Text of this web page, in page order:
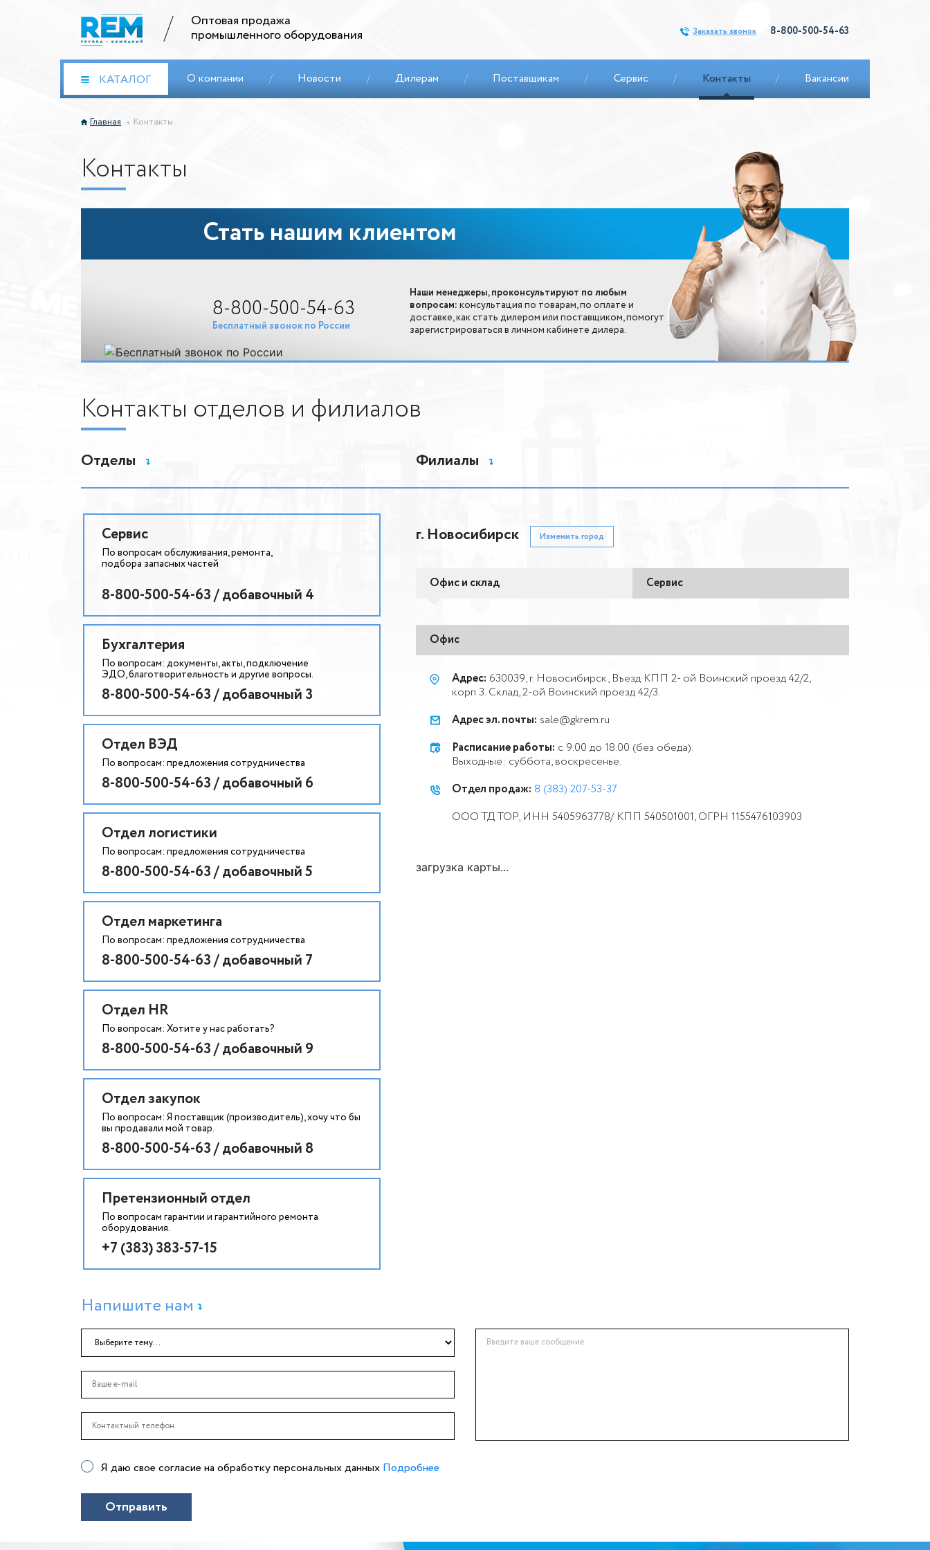
Оптовая продажа
промышленного оборудования
Заказать звонок 8-800-500-54-63
КАТАЛОГ О компании / Новости / Дилерам / Поставщикам / Сервис / Контакты / Вакансии
Главная Контакты
Контакты
Стать нашим клиентом
8-800-500-54-63
Бесплатный звонок по России
Наши менеджеры, проконсультируют по любым
вопросам: консультация по товарам, по оплате и
доставке, как стать дилером или поставщиком, помогут
зарегистрироваться в личном кабинете дилера.
Контакты отделов и филиалов
Отделы
Сервис
По вопросам обслуживания, ремонта,
подбора запасных частей
8-800-500-54-63 / добавочный 4
Бухгалтерия
По вопросам: документы, акты, подключение
ЭДО, благотворительность и другие вопросы.
8-800-500-54-63 / добавочный 3
Отдел ВЭД
По вопросам: предложения сотрудничества
8-800-500-54-63 / добавочный 6
Отдел логистики
По вопросам: предложения сотрудничества
8-800-500-54-63 / добавочный 5
Отдел маркетинга
По вопросам: предложения сотрудничества
8-800-500-54-63 / добавочный 7
Отдел HR
По вопросам: Хотите у нас работать?
8-800-500-54-63 / добавочный 9
Отдел закупок
По вопросам: Я поставщик (производитель), хочу что бы
вы продавали мой товар.
8-800-500-54-63 / добавочный 8
Претензионный отдел
По вопросам гарантии и гарантийного ремонта
оборудования.
+7 (383) 383-57-15
Филиалы
г. Новосибирск Изменить город
Офис и склад Сервис
Офис
Адрес: 630039, г. Новосибирск, Въезд КПП 2- ой Воинский проезд 42/2,
корп 3. Склад, 2-ой Воинский проезд 42/3.
Адрес эл. почты: sale@gkrem.ru
Расписание работы: с 9.00 до 18.00 (без обеда).
Выходные: суббота, воскресенье.
Отдел продаж: 8 (383) 207-53-37
ООО ТД ТОР, ИНН 5405963778/ КПП 540501001, ОГРН 1155476103903
загрузка карты...
Напишите нам
Я даю свое согласие на обработку персональных данных Подробнее